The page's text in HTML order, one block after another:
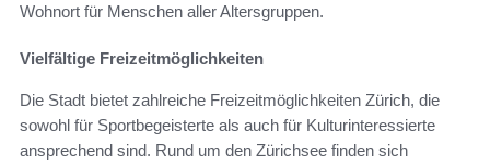
Wohnort für Menschen aller Altersgruppen.
Vielfältige Freizeitmöglichkeiten
Die Stadt bietet zahlreiche Freizeitmöglichkeiten Zürich, die
sowohl für Sportbegeisterte als auch für Kulturinteressierte
ansprechend sind. Rund um den Zürichsee finden sich